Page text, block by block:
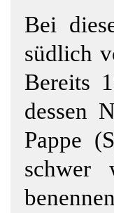
Bei
südlich
Bereits
dessen
Pappe
schwer